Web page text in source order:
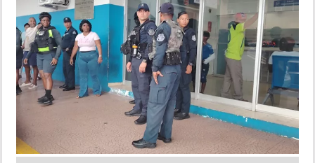
MUNDO
INSÓLITAS
IMPRESO